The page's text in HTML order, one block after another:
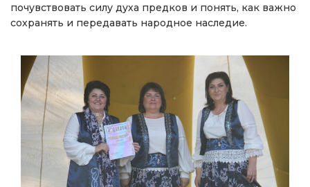
почувствовать силу духа предков и понять, как важно
сохранять и передавать народное наследие.